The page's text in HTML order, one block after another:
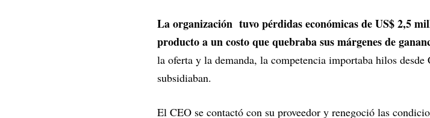
La organización tuvo pérdidas económicas de US$ 2,5
producto a un costo que quebraba sus márgenes de
la oferta y la demanda, la competencia importaba hilos
subsidiaban.
El CEO se contactó con su proveedor y renegoció las